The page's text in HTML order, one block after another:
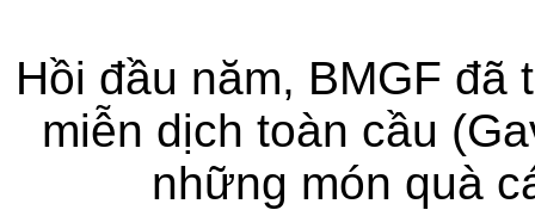
Hồi đầu năm, BMGF đã
miễn dịch toàn cầu
những món quà